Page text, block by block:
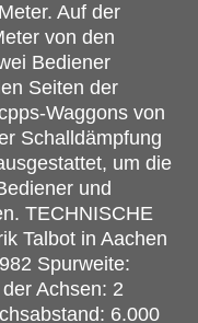
Auf der
von den
Bediener
Seiten der
Waggons von
Schalldämpfung
um die
und
TECHNISCHE
Talbot in Aachen
Spurweite:
Achsen: 2
6.000